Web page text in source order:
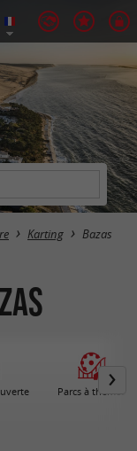
Karting Bazas
Parcs à thèmes